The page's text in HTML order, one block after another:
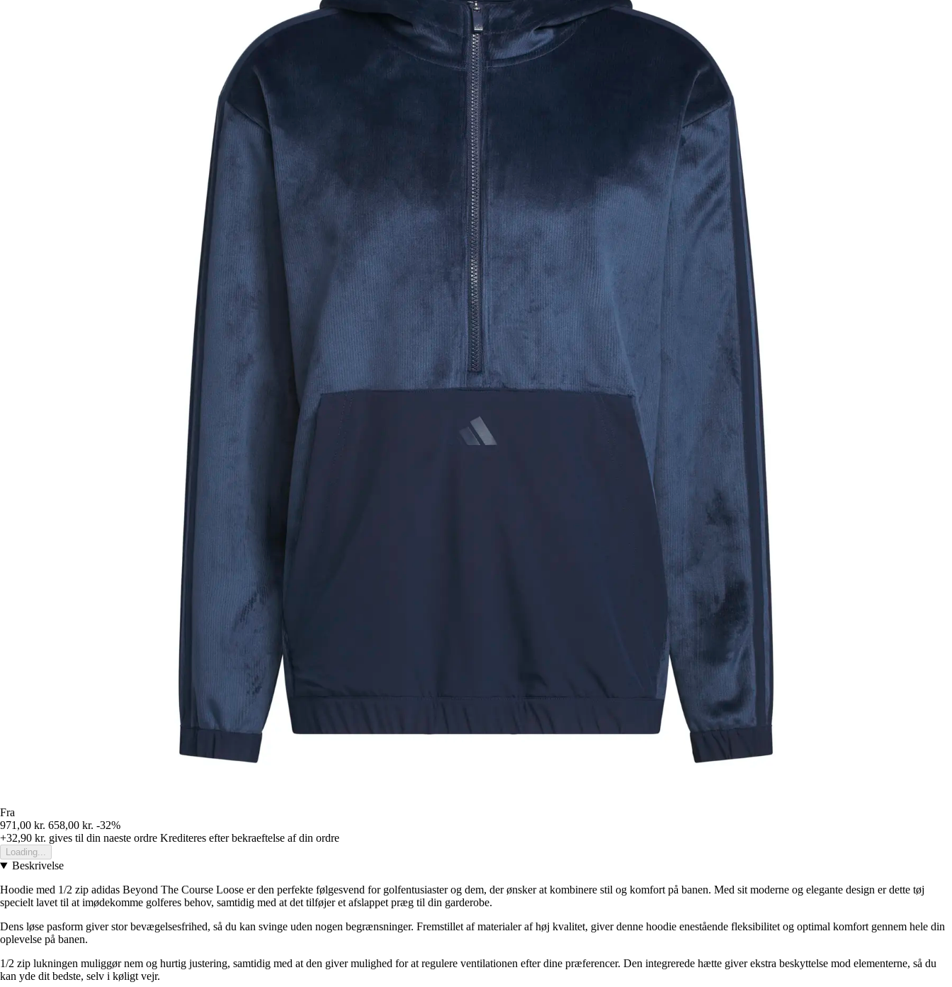
Fra
971,00 kr. 658,00 kr. -32%
+32,90 kr. gives til din naeste ordre Krediteres efter bekraeftelse af din ordre
Loading...
Beskrivelse
Hoodie med 1/2 zip adidas Beyond The Course Loose er den perfekte følgesvend for golfentusiaster og dem, der ønsker at kombinere stil og komfort på banen. Med sit moderne og elegante design er dette tøj
specielt lavet til at imødekomme golferes behov, samtidig med at det tilføjer et afslappet præg til din garderobe.
Dens løse pasform giver stor bevægelsesfrihed, så du kan svinge uden nogen begrænsninger. Fremstillet af materialer af høj kvalitet, giver denne hoodie enestående fleksibilitet og optimal komfort gennem hele din
oplevelse på banen.
1/2 zip lukningen muliggør nem og hurtig justering, samtidig med at den giver mulighed for at regulere ventilationen efter dine præferencer. Den integrerede hætte giver ekstra beskyttelse mod elementerne, så du
kan yde dit bedste, selv i køligt vejr.